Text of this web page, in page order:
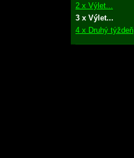
2 x Výlet...
3 x Výlet...
4 x Druhý týždeň